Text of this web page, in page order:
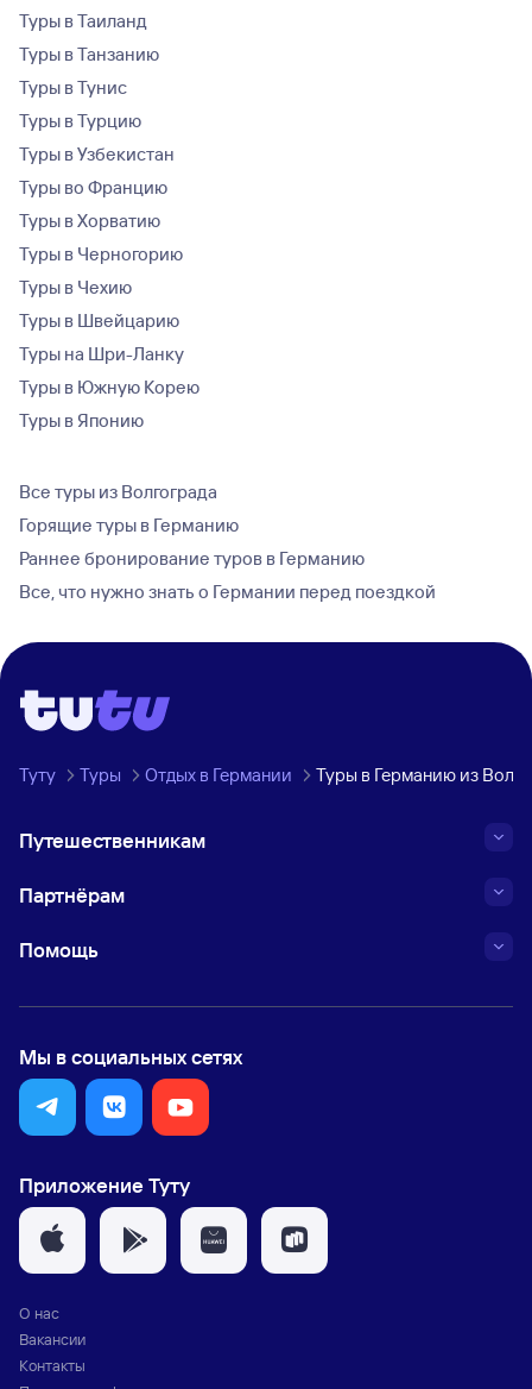
Туры в Таиланд
Туры в Танзанию
Туры в Тунис
Туры в Турцию
Туры в Узбекистан
Туры во Францию
Туры в Хорватию
Туры в Черногорию
Туры в Чехию
Туры в Швейцарию
Туры на Шри-Ланку
Туры в Южную Корею
Туры в Японию
Все туры из Волгограда
Горящие туры в Германию
Раннее бронирование туров в Германию
Все, что нужно знать о Германии перед поездкой
Туту Туры Отдых в Германии Туры в Германию из
Путешественникам
Партнёрам
Помощь
Мы в социальных сетях
Приложение Туту
О нас
Вакансии
Контакты